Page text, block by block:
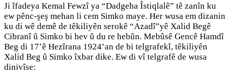
Ji îfadeya Kemal Fewzî ya “Dadgeha Îstiqlalê” tê zanîn ku
ew pênc-şeş mehan li cem Simko maye. Her wusa em dizanin
ku di wê demê de têkiliyên serokê “Azadî”yê Xalid Begê
Cibranî û Simko bi hev û du re hebûn. Mebûsê Gencê Hamdî
Beg di 17’ê Hezîrana 1924’an de bi telgrafekî, têkiliyên
Xalid Beg û Simko îxbar dike. Ew di vî telgrafê de wusa
dinivîse: